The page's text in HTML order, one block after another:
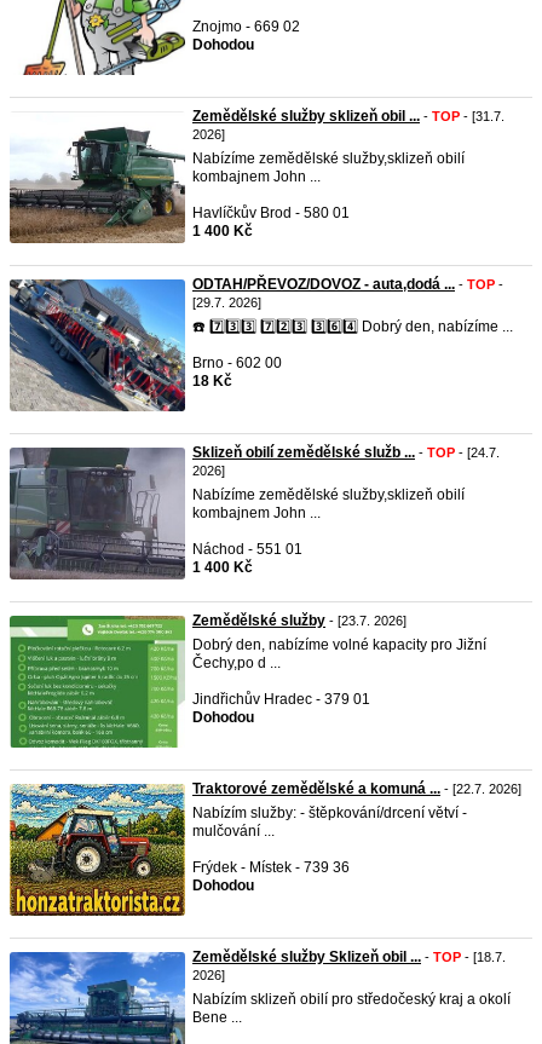
Znojmo - 669 02
Dohodou
Zemědělské služby sklizeň obil ... - TOP - [31.7.
2026]
Nabízíme zemědělské služby,sklizeň obilí
kombajnem John ...
Havlíčkův Brod - 580 01
1 400 Kč
ODTAH/PŘEVOZ/DOVOZ - auta,dodá ... - TOP -
[29.7. 2026]
☎️ 7️⃣3️⃣3️⃣ 7️⃣2️⃣3️⃣ 3️⃣6️⃣4️⃣ Dobrý den, nabízíme ...
Brno - 602 00
18 Kč
Sklizeň obilí zemědělské služb ... - TOP - [24.7.
2026]
Nabízíme zemědělské služby,sklizeň obilí
kombajnem John ...
Náchod - 551 01
1 400 Kč
Zemědělské služby - [23.7. 2026]
Dobrý den, nabízíme volné kapacity pro Jižní
Čechy,po d ...
Jindřichův Hradec - 379 01
Dohodou
Traktorové zemědělské a komuná ... - [22.7. 2026]
Nabízím služby: - štěpkování/drcení větví -
mulčování ...
Frýdek - Místek - 739 36
Dohodou
Zemědělské služby Sklizeň obil ... - TOP - [18.7.
2026]
Nabízím sklizeň obilí pro středočeský kraj a okolí
Bene ...